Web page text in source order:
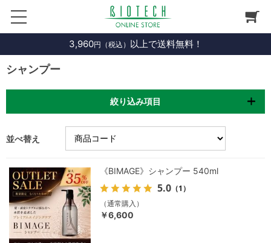
3,960円（税込） 以上で送料無料！
シャンプー
絞り込み項目
並べ替え
《BIMAGE》シャンプー 540ml
5.0 （1）
（通常購入）
￥6,600